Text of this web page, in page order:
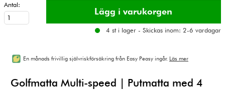
Antal:
4 st i lager - Skickas inom: 2-6 vardagar
En månads frivillig självriskförsäkring från Easy Peasy ingår. Läs mer
Golfmatta Multi-speed | Putmatta med 4